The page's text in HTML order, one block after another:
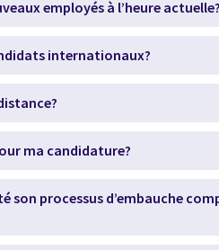
employés à l’heure actuelle?
internationaux?
ma candidature?
son processus d’embauche